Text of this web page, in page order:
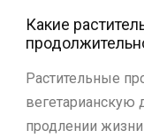
Какие
Растительные
вегетарианскую
продлении